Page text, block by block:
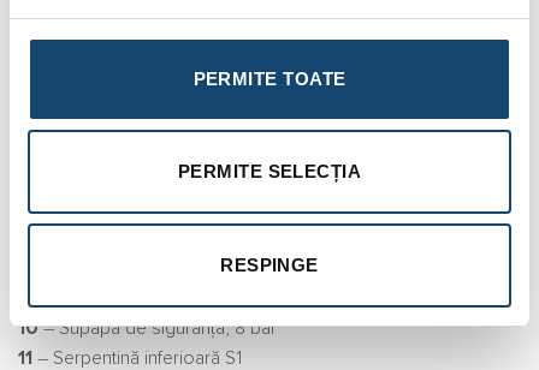
PERMITE TOATE
PERMITE SELECȚIA
RESPINGE
ELEMENTE:
– Termoizolația eficientă
– Termometru
– Încălzitor electric
6– Rezervor de apă, realizat din oțel
– Gura de vizitare cu flanșă
10– Supapa de siguranță, 8 bar
11 – Serpentină inferioară S1